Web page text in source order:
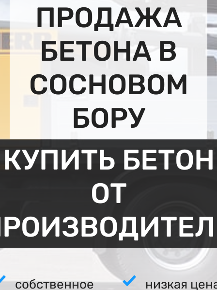
ПРОДАЖА
БЕТОНА В
СОСНОВОМ
БОРУ
КУПИТЬ БЕТОН
ОТ
собственное
низкая